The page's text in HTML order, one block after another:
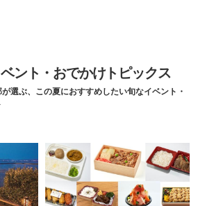
ント・おでかけトピックス
選ぶ、この夏におすすめしたい旬なイベント・